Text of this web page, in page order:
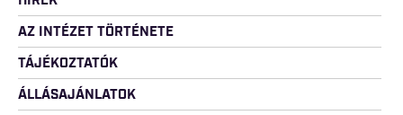
AZ INTÉZET TÖRTÉNETE
TÁJÉKOZTATÓK
ÁLLÁSAJÁNLATOK